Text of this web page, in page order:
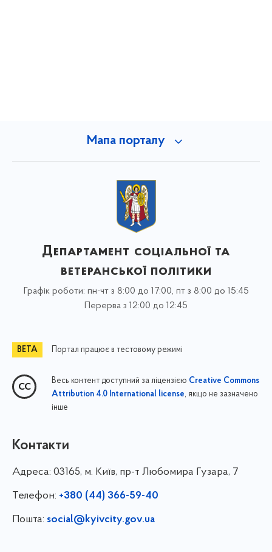
Мапа порталу
Департамент соціальної та
ветеранської політики
Графік роботи: пн-чт з 8:00 до 17:00, пт з 8:00 до 15:45
Перерва з 12:00 до 12:45
Портал працює в тестовому режимі
Весь контент доступний за ліцензією Creative Commons
Attribution 4.0 International license, якщо не зазначено
інше
Контакти
Адреса: 03165, м. Київ, пр-т Любомира Гузара, 7
Телефон: +380 (44) 366-59-40
Пошта: social@kyivcity.gov.ua